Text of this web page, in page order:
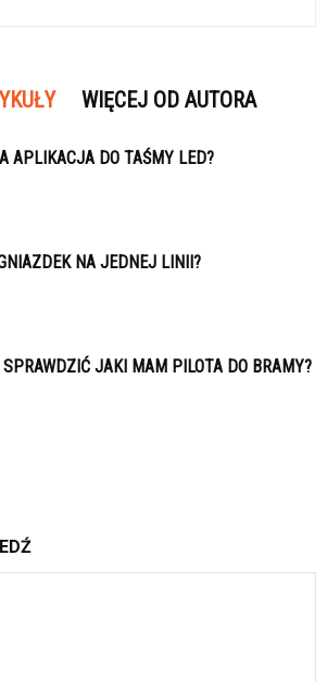
WIĘCEJ OD AUTORA
APLIKACJA DO TAŚMY LED?
GNIAZDEK NA JEDNEJ LINII?
JAKI MAM PILOTA DO BRAMY?